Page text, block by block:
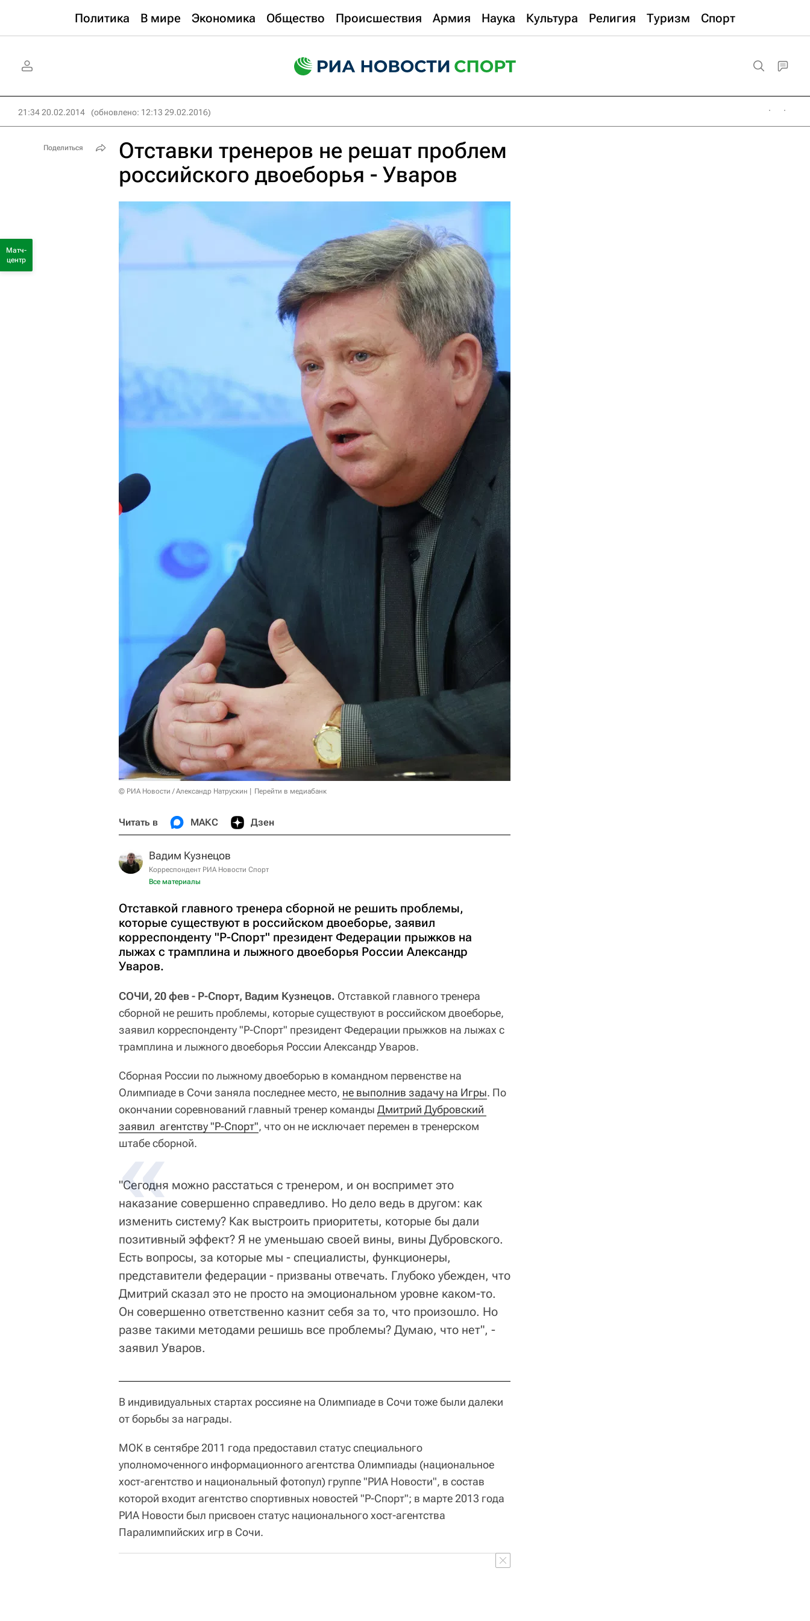
Политика В мире Экономика Общество Происшествия Армия Наука Культура Религия Туризм Спорт
21:34 20.02.2014 (обновлено: 12:13 29.02.2016)
Отставки тренеров не решат проблем
российского двоеборья - Уваров
© РИА Новости / Александр Натрускин Перейти в медиабанк
Читать в МАКС Дзен
Вадим Кузнецов
Корреспондент РИА Новости Спорт
Все материалы
Отставкой главного тренера сборной не решить проблемы,
которые существуют в российском двоеборье, заявил
корреспонденту "Р-Спорт" президент Федерации прыжков на
лыжах с трамплина и лыжного двоеборья России Александр
Уваров.
СОЧИ, 20 фев - Р-Спорт, Вадим Кузнецов. Отставкой главного тренера
сборной не решить проблемы, которые существуют в российском двоеборье,
заявил корреспонденту "Р-Спорт" президент Федерации прыжков на лыжах с
трамплина и лыжного двоеборья России Александр Уваров.
Сборная России по лыжному двоеборью в командном первенстве на
Олимпиаде в Сочи заняла последнее место, не выполнив задачу на Игры. По
окончании соревнований главный тренер команды Дмитрий Дубровский
заявил  агентству "Р-Спорт", что он не исключает перемен в тренерском
штабе сборной.
"Сегодня можно расстаться с тренером, и он воспримет это
наказание совершенно справедливо. Но дело ведь в другом: как
изменить систему? Как выстроить приоритеты, которые бы дали
позитивный эффект? Я не уменьшаю своей вины, вины Дубровского.
Есть вопросы, за которые мы - специалисты, функционеры,
представители федерации - призваны отвечать. Глубоко убежден, что
Дмитрий сказал это не просто на эмоциональном уровне каком-то.
Он совершенно ответственно казнит себя за то, что произошло. Но
разве такими методами решишь все проблемы? Думаю, что нет", -
заявил Уваров.
В индивидуальных стартах россияне на Олимпиаде в Сочи тоже были далеки
от борьбы за награды.
МОК в сентябре 2011 года предоставил статус специального
уполномоченного информационного агентства Олимпиады (национальное
хост-агентство и национальный фотопул) группе "РИА Новости", в состав
которой входит агентство спортивных новостей "Р-Спорт"; в марте 2013 года
РИА Новости был присвоен статус национального хост-агентства
Паралимпийских игр в Сочи.
Поделиться
Матч-
центр